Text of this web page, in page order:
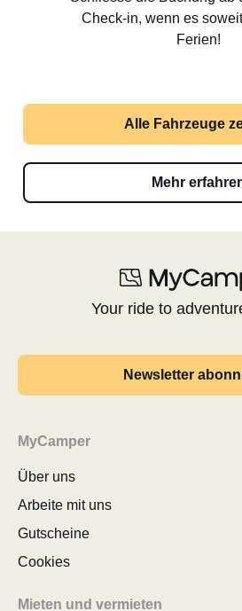
Check-in, wenn es
Ferien!
Alle Fahrzeuge
Mehr
Your ride to
Newsletter
MyCamper
Über uns
Arbeite mit uns
Gutscheine
Cookies
Mieten und vermieten